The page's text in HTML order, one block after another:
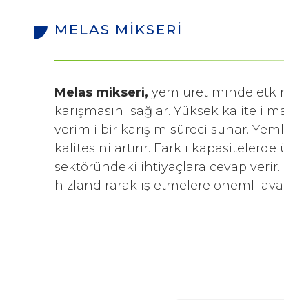
MELAS MİKSERİ
Melas mikseri, yem üretiminde
karışmasını sağlar. Yüksek kaliteli
verimli bir karışım süreci sunar.
kalitesini artırır. Farklı
sektöründeki ihtiyaçlara cevap
hızlandırarak işletmelere önemli